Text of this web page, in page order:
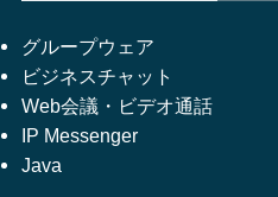
グループウェア
ビジネスチャット
Web会議・ビデオ通話
IP Messenger
Java